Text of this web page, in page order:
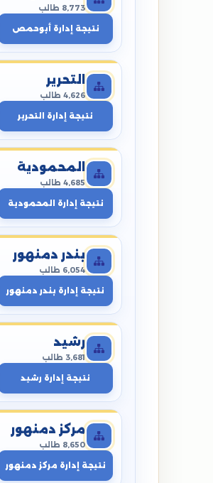
8,773 طالب
نتيجة إدارة أبوحمص
التحرير
4,626 طالب
نتيجة إدارة التحرير
المحمودية
4,685 طالب
نتيجة إدارة المحمودية
بندر دمنهور
6,054 طالب
نتيجة إدارة بندر دمنهور
رشيد
3,681 طالب
نتيجة إدارة رشيد
مركز دمنهور
8,650 طالب
نتيجة إدارة مركز دمنهور